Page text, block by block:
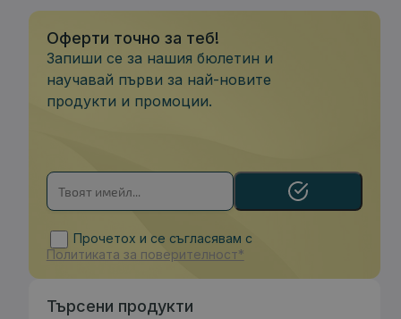
Оферти точно за теб!
Запиши се за нашия бюлетин и
научавай първи за най-новите
продукти и промоции.
Прочетох и се съгласявам с
Политиката за поверителност*
Търсени продукти